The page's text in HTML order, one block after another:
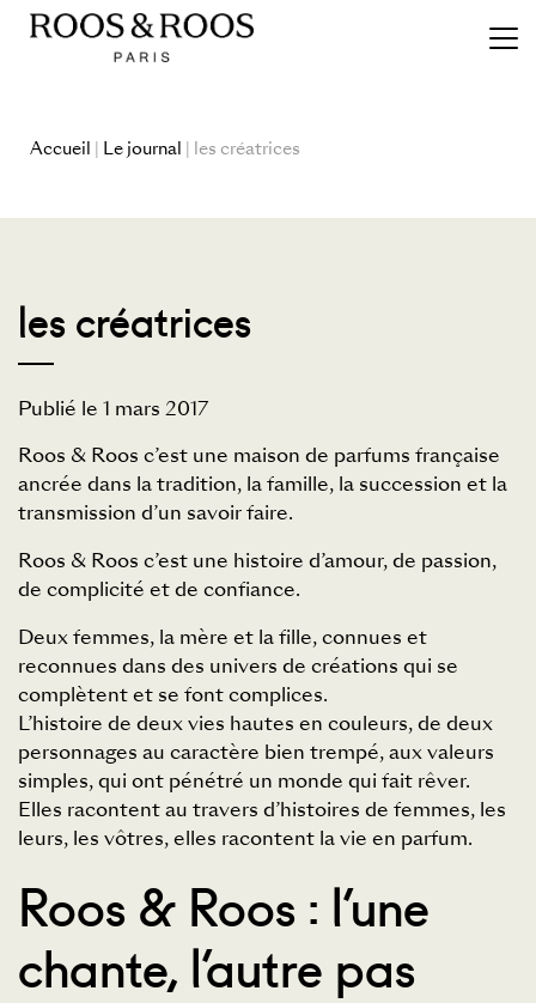
Accueil | Le journal | les créatrices
les créatrices
Publié le 1 mars 2017
Roos & Roos c’est une maison de parfums française
ancrée dans la tradition, la famille, la succession et la
transmission d’un savoir faire.
Roos & Roos c’est une histoire d’amour, de passion,
de complicité et de confiance.
Deux femmes, la mère et la fille, connues et
reconnues dans des univers de créations qui se
complètent et se font complices.
L’histoire de deux vies hautes en couleurs, de deux
personnages au caractère bien trempé, aux valeurs
simples, qui ont pénétré un monde qui fait rêver.
Elles racontent au travers d’histoires de femmes, les
leurs, les vôtres, elles racontent la vie en parfum.
Roos & Roos : l’une
chante, l’autre pas